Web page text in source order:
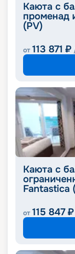
Каюта с
променад
(PV)
от 113 871 ₽
Каюта с
Fantastica
от 115 847 ₽